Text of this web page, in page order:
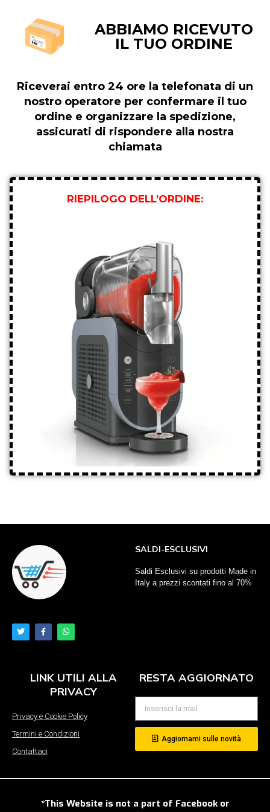
ABBIAMO RICEVUTO
IL TUO ORDINE
Riceverai entro 24 ore la telefonata di un
nostro operatore per confermare il tuo
ordine e organizzare la spedizione,
assicurati di rispondere alla nostra
chiamata
RIEPILOGO DELL’ORDINE:
SALDI-ESCLUSIVI
Saldi Esclusivi su prodotti Made in
Italy a prezzi scontati fino al 70%
LINK UTILI ALLA
PRIVACY
Privacy e Cookie Policy
Termini e Condizioni
Contattaci
RESTA AGGIORNATO
Aggiornami sulle novità
*This Website is not a part of Facebook or